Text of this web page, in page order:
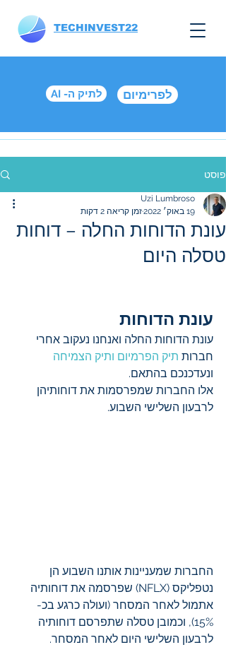
TECHINVEST22
AI -לתיק ה לפרימיום
פוסט
עונת הדוחות החלה – דוחות
טסלה היום
Uzi Lumbroso
19 באוק׳ 2022
זמן קריאה 2 דקות
עונת הדוחות
עונת הדוחות החלה ואנחנו נעקוב אחרי
חברות תיק הפרמיום ותיק הצמיחה
ונעדכנכם בהתאם.
אלו החברות שמפרסמות את דוחותיהן
לרבעון השלישי השבוע.
החברות שמעניינות אותנו השבוע הן
נטפליקס (NFLX) שפרסמה את דוחותיה
אתמול לאחר המסחר (ועולה כרגע בכ-
15%), וכמובן טסלה שתפרסם דוחותיה
לרבעון השלישי היום לאחר המסחר.